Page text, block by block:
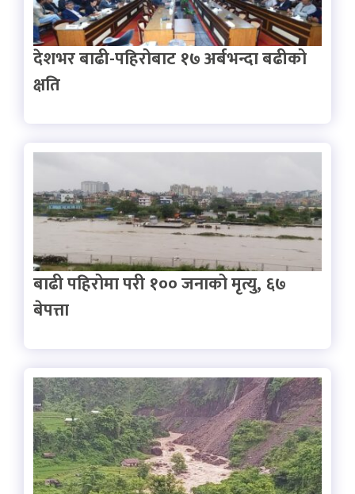
देशभर बाढी-पहिरोबाट १७ अर्बभन्दा बढीको
क्षति
बाढी पहिरोमा परी १०० जनाको मृत्यु, ६७
बेपत्ता